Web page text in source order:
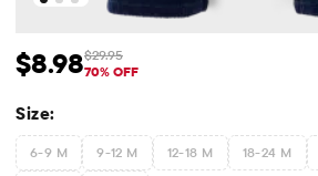
Precio de venta: $8.98
$8.98 Precio original: $29.95
$29.95
70% OFF
Size:
6-9 M 9-12 M 12-18 M 18-24 M